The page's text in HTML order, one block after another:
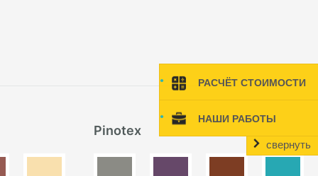
РАСЧЁТ СТОИМОСТИ
НАШИ РАБОТЫ
свернуть
Pinotex